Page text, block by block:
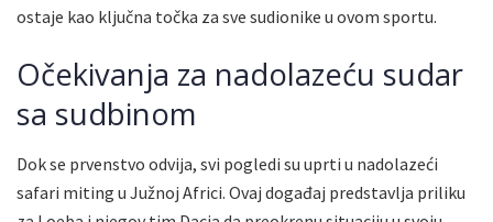
ostaje kao ključna točka za sve sudionike u ovom sportu.
Očekivanja za nadolazeću sudar
sa sudbinom
Dok se prvenstvo odvija, svi pogledi su uprti u nadolazeći
safari miting u Južnoj Africi. Ovaj događaj predstavlja priliku